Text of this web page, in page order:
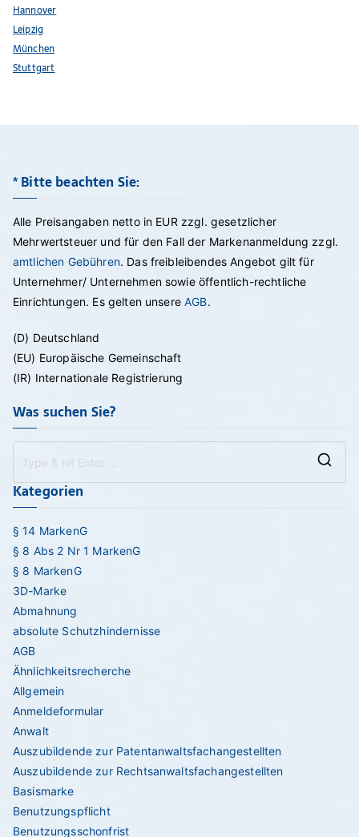
Hannover
Leipzig
München
Stuttgart
* Bitte beachten Sie:
Alle Preisangaben netto in EUR zzgl. gesetzlicher
Mehrwertsteuer und für den Fall der Markenanmeldung zzgl.
amtlichen Gebühren. Das freibleibendes Angebot gilt für
Unternehmer/ Unternehmen sowie öffentlich-rechtliche
Einrichtungen. Es gelten unsereAGB.
(D) Deutschland
(EU) Europäische Gemeinschaft
(IR) Internationale Registrierung
Was suchen Sie?
Kategorien
§ 14 MarkenG
§ 8 Abs 2 Nr 1 MarkenG
§ 8 MarkenG
3D-Marke
Abmahnung
absolute Schutzhindernisse
AGB
Ähnlichkeitsrecherche
Allgemein
Anmeldeformular
Anwalt
Auszubildende zur Patentanwaltsfachangestellten
Auszubildende zur Rechtsanwaltsfachangestellten
Basismarke
Benutzungspflicht
Benutzungsschonfrist